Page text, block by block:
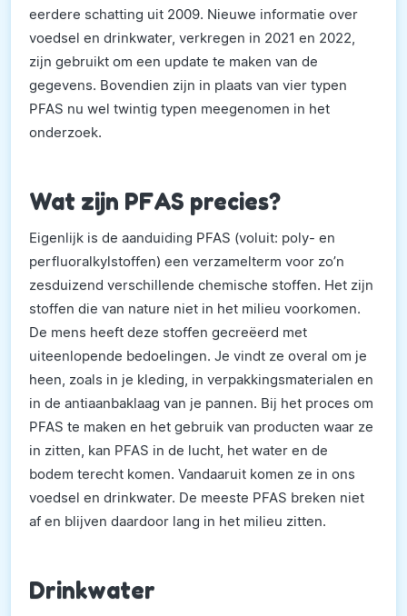
eerdere schatting uit 2009. Nieuwe informatie over
voedsel en drinkwater, verkregen in 2021 en 2022,
zijn gebruikt om een update te maken van de
gegevens. Bovendien zijn in plaats van vier typen
PFAS nu wel twintig typen meegenomen in het
onderzoek.
Wat zijn PFAS precies?
Eigenlijk is de aanduiding PFAS (voluit: poly- en
perfluoralkylstoffen) een verzamelterm voor zo’n
zesduizend verschillende chemische stoffen. Het zijn
stoffen die van nature niet in het milieu voorkomen.
De mens heeft deze stoffen gecreëerd met
uiteenlopende bedoelingen. Je vindt ze overal om je
heen, zoals in je kleding, in verpakkingsmaterialen en
in de antiaanbaklaag van je pannen. Bij het proces om
PFAS te maken en het gebruik van producten waar ze
in zitten, kan PFAS in de lucht, het water en de
bodem terecht komen. Vandaaruit komen ze in ons
voedsel en drinkwater. De meeste PFAS breken niet
af en blijven daardoor lang in het milieu zitten.
Drinkwater